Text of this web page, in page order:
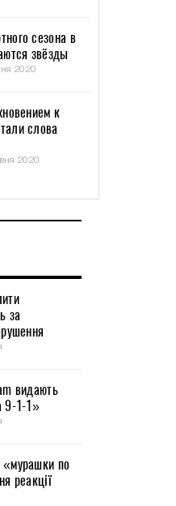
сезона в
звёзды
2020
к
слова
2020
за
видають
9-1-1»
по
реакції